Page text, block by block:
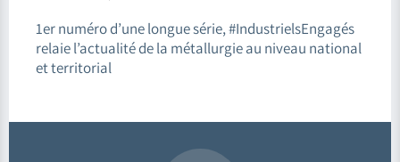
1er numéro d’une longue série, #IndustrielsEngagés
relaie l’actualité de la métallurgie au niveau national
et territorial